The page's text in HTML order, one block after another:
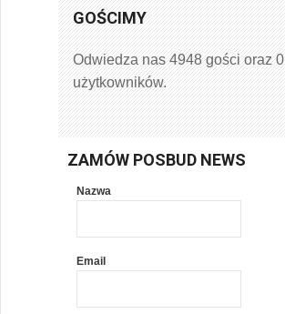
GOŚCIMY
Odwiedza nas 4948 gości oraz 0
użytkowników.
ZAMÓW POSBUD NEWS
Nazwa
Email